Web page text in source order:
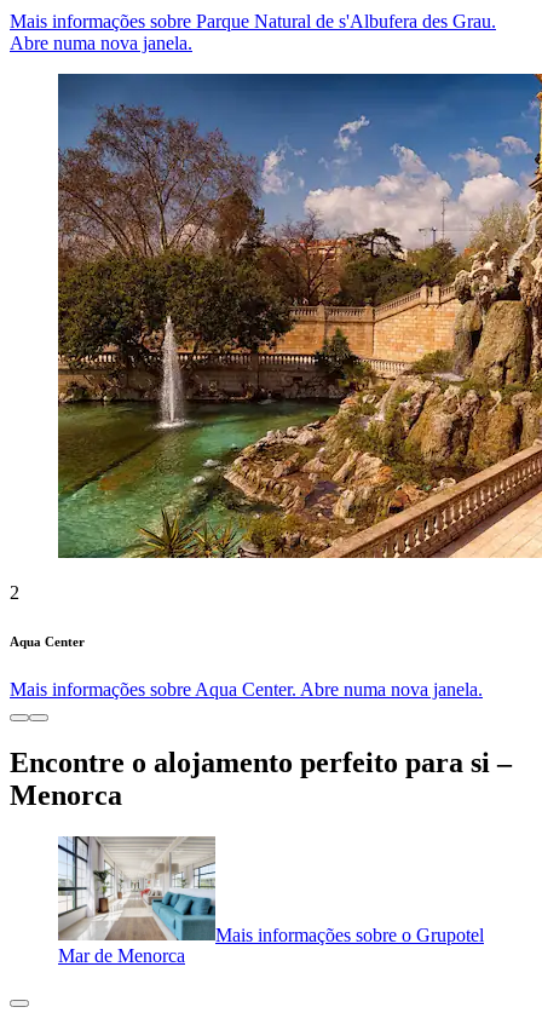
Mais informações sobre Parque Natural de s'Albufera des Grau.
Abre numa nova janela.
2
Aqua Center
Mais informações sobre Aqua Center. Abre numa nova janela.
Encontre o alojamento perfeito para si –
Menorca
Mais informações sobre o Grupotel
Mar de Menorca